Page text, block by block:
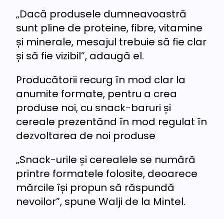
„Dacă produsele dumneavoastră
sunt pline de proteine, fibre, vitamine
și minerale, mesajul trebuie să fie clar
și să fie vizibil”, adaugă el.
Producătorii recurg în mod clar la
anumite formate, pentru a crea
produse noi, cu snack-baruri și
cereale prezentând în mod regulat în
dezvoltarea de noi produse
„Snack-urile și cerealele se numără
printre formatele folosite, deoarece
mărcile își propun să răspundă
nevoilor”, spune Walji de la Mintel.